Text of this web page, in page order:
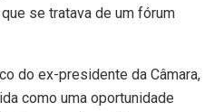
se tratava de um fórum
do ex-presidente da Câmara,
como uma oportunidade